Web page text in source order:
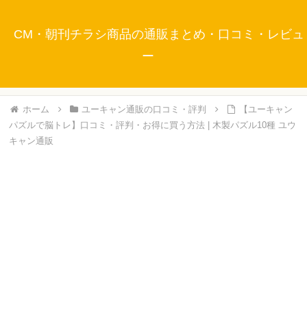
CM・朝刊チラシ商品の通販まとめ・口コミ・レビュ
ー
ホーム ユーキャン通販の口コミ・評判
【ユーキャン
パズルで脳トレ】口コミ・評判・お得に買う方法 | 木製パズル10種 ユウ
キャン通販